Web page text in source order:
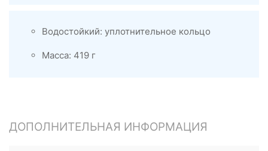
Водостойкий: уплотнительное кольцо
Масса: 419 г
ДОПОЛНИТЕЛЬНАЯ ИНФОРМАЦИЯ